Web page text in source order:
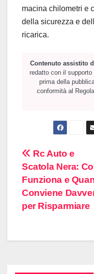
macina chilometri e
della sicurezza e
ricarica.
Contenuto assistito
redatto con il
prima della
conformità al
articoli
Rc Auto e
Scatola Nera:
Funziona e
Conviene
per Risparmiare